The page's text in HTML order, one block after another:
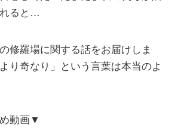
れると…
修羅場に関する話をお届けしま
り奇なり」という言葉は本当のよ
動画▼